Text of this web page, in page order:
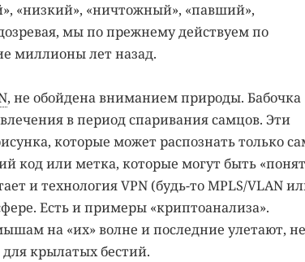
«низкий», «ничтожный», «павший»,
мы по прежнему действуем по
миллионы лет назад.
, не обойдена вниманием природы. Бабочка
в период спаривания самцов. Эти
которые может распознать только
код или метка, которые могут быть
и технология VPN (будь-то MPLS/VLAN
Есть и примеры «криптоанализа».
на «их» волне и последние улетают, не
крылатых бестий.